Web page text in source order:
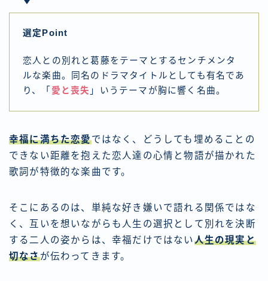
選定Point
恋人との別れと葛藤をテーマとするセンチメンタ
ルな楽曲。同名のドラマタイトルとしても有名であ
り、「 愛と喪失 」いうテーマが胸に響く名曲。
幸福に満ちた恋愛ではなく、どうしても埋めることの
できない距離を抱えた恋人達の心情と物語が描かれた
歌詞が特徴的な楽曲です。
そこにあるのは、単純な好き嫌いで語れる関係ではな
く、互いを想いながらも人生の選択として別れを決断
する二人の姿からは、幸福だけではない人生の現実と
切なさが伝わってきます。